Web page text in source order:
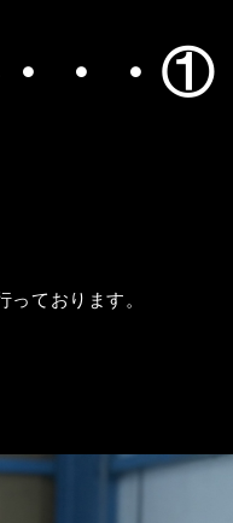
・・・①
ております。